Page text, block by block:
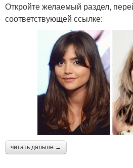
Откройте желаемый раздел,
соответствующей ссылке:
читать дальше →